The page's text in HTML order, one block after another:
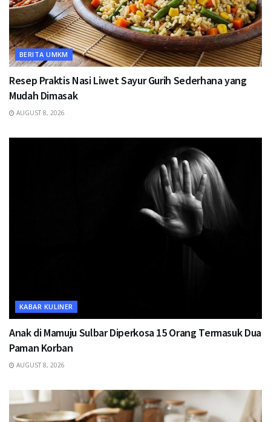
BERITA UMKM
Resep Praktis Nasi Liwet Sayur Gurih Sederhana yang
Mudah Dimasak
AUGUST 8, 2026
KABAR KULINER
Anak di Mamuju Sulbar Diperkosa 15 Orang Termasuk Dua
Paman Korban
AUGUST 8, 2026